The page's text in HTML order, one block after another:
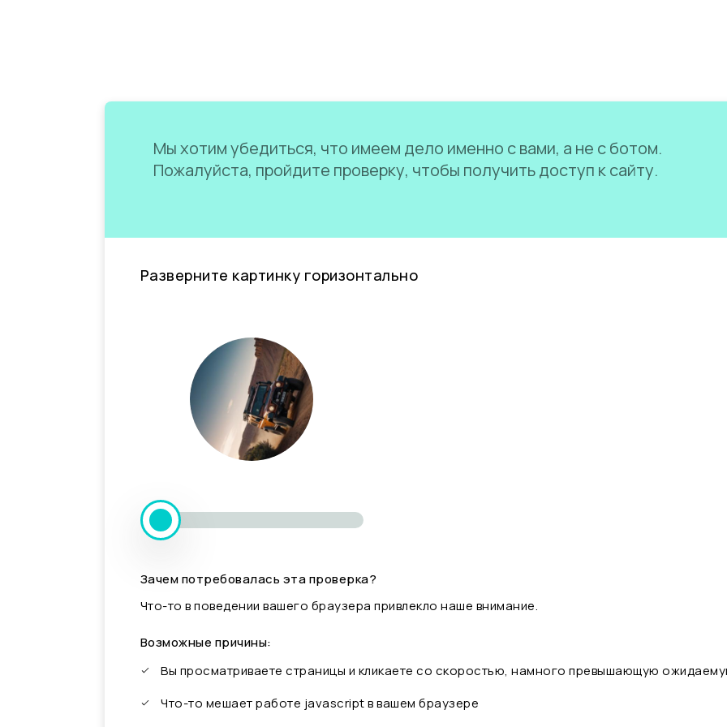
Мы хотим убедиться, что имеем дело именно с вами, а не с ботом.
Пожалуйста, пройдите проверку, чтобы получить доступ к сайту.
Разверните картинку горизонтально
Зачем потребовалась эта проверка?
Что-то в поведении вашего браузера привлекло наше внимание.
Возможные причины:
Вы просматриваете страницы и кликаете со скоростью, намного превышающую
Что-то мешает работе javascript в вашем браузере